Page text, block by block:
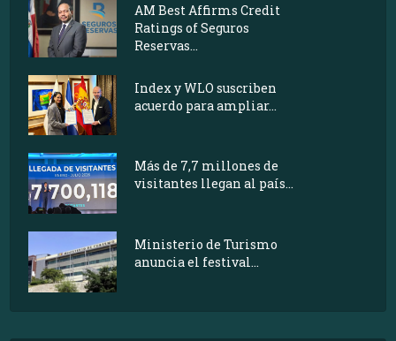
AM Best Affirms Credit
Ratings of Seguros
Reservas...
Index y WLO suscriben
acuerdo para ampliar...
Más de 7,7 millones de
visitantes llegan al país...
Ministerio de Turismo
anuncia el festival...